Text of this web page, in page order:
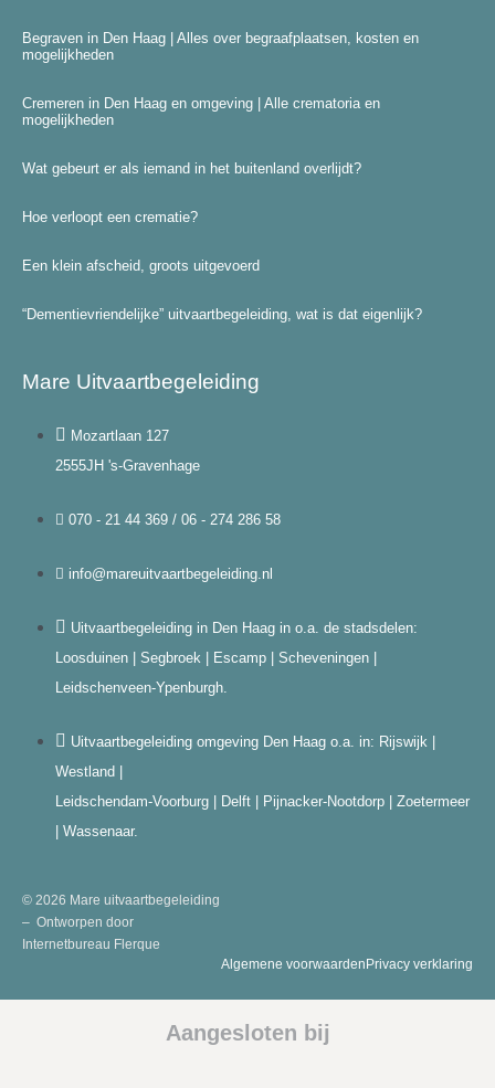
Begraven in Den Haag | Alles over begraafplaatsen, kosten en
mogelijkheden
Cremeren in Den Haag en omgeving | Alle crematoria en
mogelijkheden
Wat gebeurt er als iemand in het buitenland overlijdt?
Hoe verloopt een crematie?
Een klein afscheid, groots uitgevoerd
“Dementievriendelijke” uitvaartbegeleiding, wat is dat eigenlijk?
Mare Uitvaartbegeleiding
Mozartlaan 127
2555JH 's-Gravenhage
070 - 21 44 369 / 06 - 274 286 58
info@mareuitvaartbegeleiding.nl
Uitvaartbegeleiding in Den Haag in o.a. de stadsdelen:
Loosduinen | Segbroek | Escamp | Scheveningen |
Leidschenveen-Ypenburgh.
Uitvaartbegeleiding omgeving Den Haag o.a. in: Rijswijk |
Westland |
Leidschendam-Voorburg | Delft | Pijnacker-Nootdorp | Zoetermeer
| Wassenaar.
© 2026 Mare uitvaartbegeleiding
– Ontworpen door
Internetbureau Flerque
Algemene voorwaarden Privacy verklaring
Aangesloten bij